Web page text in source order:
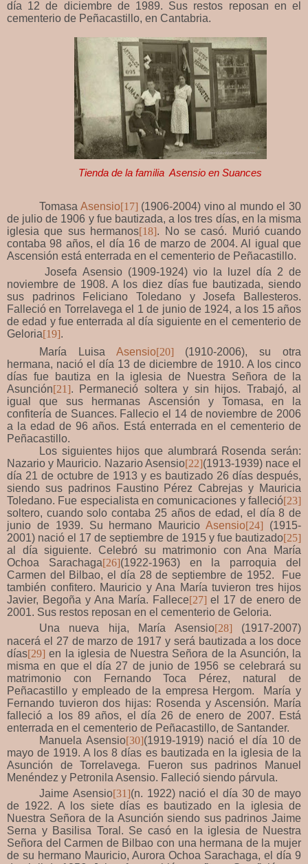
día 12 de diciembre de 1989. Sus restos reposan en el
cementerio de Peñacastillo, en Cantabria.
Tienda de la familia Asensio en Suances
Tomasa Asensio[17] (1906-2004) vino al mundo el 30
de julio de 1906 y fue bautizada, a los tres días, en la misma
iglesia que sus hermanos[18]. No se casó. Murió cuando
contaba 98 años, el día 16 de marzo de 2004. Al igual que
Ascensión está enterrada en el cementerio de Peñacastillo.
Josefa Asensio (1909-1924) vio la luzel día 2 de
noviembre de 1908. A los diez días fue bautizada, siendo
sus padrinos Feliciano Toledano y Josefa Ballesteros.
Falleció en Torrelavega el 1 de junio de 1924, a los 15 años
de edad y fue enterrada al día siguiente en el cementerio de
Geloria[19].
María Luisa Asensio[20] (1910-2006), su otra
hermana, nació el día 13 de diciembre de 1910. A los cinco
días fue bautiza en la iglesia de Nuestra Señora de la
Asunción[21]. Permaneció soltera y sin hijos. Trabajó, al
igual que sus hermanas Ascensión y Tomasa, en la
confitería de Suances. Fallecio el 14 de noviembre de 2006
a la edad de 96 años. Está enterrada en el cementerio de
Peñacastillo.
Los siguientes hijos que alumbrará Rosenda serán:
Nazario y Mauricio. Nazario Asensio[22](1913-1939) nace el
día 21 de octubre de 1913 y es bautizado 26 días después,
siendo sus padrinos Faustino Pérez Cabrejas y Mauricia
Toledano. Fue especialista en comunicaciones y falleció[23]
soltero, cuando solo contaba 25 años de edad, el día 8 de
junio de 1939. Su hermano Mauricio Asensio[24] (1915-
2001) nació el 17 de septiembre de 1915 y fue bautizado[25]
al día siguiente. Celebró su matrimonio con Ana María
Ochoa Sarachaga[26](1922-1963) en la parroquia del
Carmen del Bilbao, el día 28 de septiembre de 1952. Fue
también confitero. Mauricio y Ana María tuvieron tres hijos
Javier, Begoña y Ana María. Fallece[27] el 17 de enero de
2001. Sus restos reposan en el cementerio de Geloria.
Una nueva hija, María
Asensio[28]
(1917-2007)
nacerá el 27 de marzo de 1917 y será bautizada a los doce
días[29] en la iglesia de Nuestra Señora de la Asunción, la
misma en que el día 27 de junio de 1956 se celebrará su
matrimonio con Fernando Toca Pérez, natural de
Peñacastillo y empleado de la empresa Hergom. María y
Fernando tuvieron dos hijas: Rosenda y Ascensión. María
falleció a los 89 años, el día 26 de enero de 2007. Está
enterrada en el cementerio de Peñacastillo, de Santander.
Manuela Asensio[30](1919-1919) nació el día 10 de
mayo de 1919. A los 8 días es bautizada en la iglesia de la
Asunción de Torrelavega. Fueron sus padrinos Manuel
Menéndez y Petronila Asensio. Falleció siendo párvula.
Jaime Asensio[31](n. 1922) nació el día 30 de mayo
de 1922. A los siete días es bautizado en la iglesia de
Nuestra Señora de la Asunción siendo sus padrinos Jaime
Serna y Basilisa Toral. Se casó en la iglesia de Nuestra
Señora del Carmen de Bilbao con una hermana de la mujer
de su hermano Mauricio, Aurora Ochoa Sarachaga, el día 9